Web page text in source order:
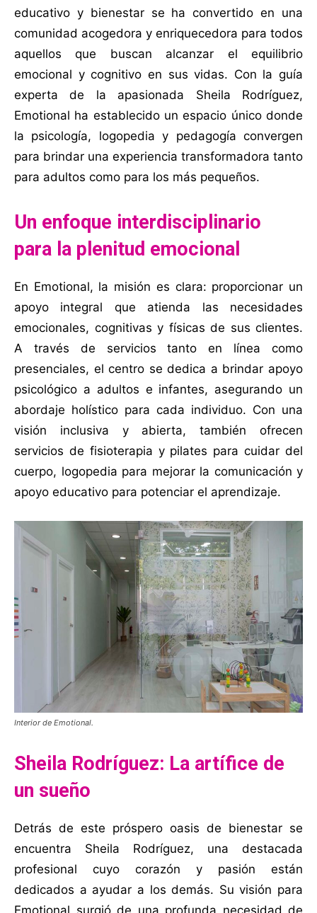
educativo y bienestar se ha convertido en una
comunidad acogedora y enriquecedora para todos
aquellos que buscan alcanzar el equilibrio
emocional y cognitivo en sus vidas. Con la guía
experta de la apasionada Sheila Rodríguez,
Emotional ha establecido un espacio único donde
la psicología, logopedia y pedagogía convergen
para brindar una experiencia transformadora tanto
para adultos como para los más pequeños.
Un enfoque interdisciplinario
para la plenitud emocional
En Emotional, la misión es clara: proporcionar un
apoyo integral que atienda las necesidades
emocionales, cognitivas y físicas de sus clientes.
A través de servicios tanto en línea como
presenciales, el centro se dedica a brindar apoyo
psicológico a adultos e infantes, asegurando un
abordaje holístico para cada individuo. Con una
visión inclusiva y abierta, también ofrecen
servicios de fisioterapia y pilates para cuidar del
cuerpo, logopedia para mejorar la comunicación y
apoyo educativo para potenciar el aprendizaje.
Interior de Emotional.
Sheila Rodríguez: La artífice de
un sueño
Detrás de este próspero oasis de bienestar se
encuentra Sheila Rodríguez, una destacada
profesional cuyo corazón y pasión están
dedicados a ayudar a los demás. Su visión para
Emotional surgió de una profunda necesidad de